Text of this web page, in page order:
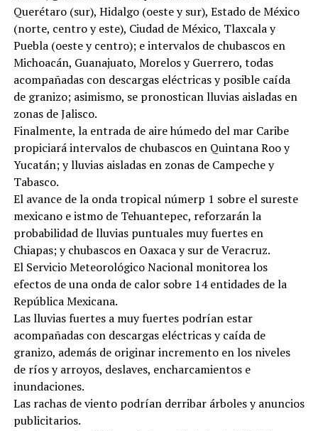
Querétaro (sur), Hidalgo (oeste y sur), Estado de México
(norte, centro y este), Ciudad de México, Tlaxcala y
Puebla (oeste y centro); e intervalos de chubascos en
Michoacán, Guanajuato, Morelos y Guerrero, todas
acompañadas con descargas eléctricas y posible caída
de granizo; asimismo, se pronostican lluvias aisladas en
zonas de Jalisco.
Finalmente, la entrada de aire húmedo del mar Caribe
propiciará intervalos de chubascos en Quintana Roo y
Yucatán; y lluvias aisladas en zonas de Campeche y
Tabasco.
El avance de la onda tropical númerp 1 sobre el sureste
mexicano e istmo de Tehuantepec, reforzarán la
probabilidad de lluvias puntuales muy fuertes en
Chiapas; y chubascos en Oaxaca y sur de Veracruz.
El Servicio Meteorológico Nacional monitorea los
efectos de una onda de calor sobre 14 entidades de la
República Mexicana.
Las lluvias fuertes a muy fuertes podrían estar
acompañadas con descargas eléctricas y caída de
granizo, además de originar incremento en los niveles
de ríos y arroyos, deslaves, encharcamientos e
inundaciones.
Las rachas de viento podrían derribar árboles y anuncios
publicitarios.